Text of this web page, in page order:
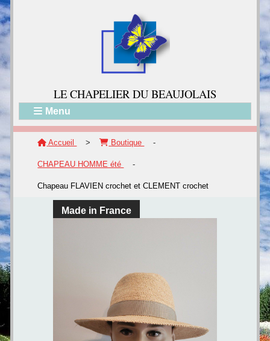
LE CHAPELIER DU BEAUJOLAIS
Menu
Accueil > Boutique -
CHAPEAU HOMME été -
Chapeau FLAVIEN crochet et CLEMENT crochet
Made in France